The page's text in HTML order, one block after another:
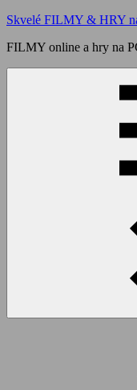
Skip
content
Skvelé FILMY & HRY
FILMY online a hry na